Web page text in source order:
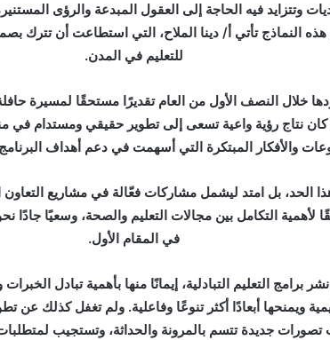
وتتزايد فيه الحاجة إلى العقول المبدعة والرؤى
هذه النماذج تأتي أ/ دينا الملاح، التي استطاعت أن تترك
للتعليم في المدن.
خلال النصف الأول من العام تقديرًا مستحقًا لمسيرة
كان نتاج رؤية واعية تسعى إلى تطوير حقيقي ومستدام
والأفكار المبتكرة التي أسهمت في دعم أهداف
الحد، بل امتد ليشمل مشاركات فعّالة في مشاريع
لأهمية التكامل بين مجالات التعليم والصحة، وسعيًا جادًا
في المقام الأول.
برامج التعليم التبادلية، إيمانًا منها بأهمية تبادل الخبرات
ويمنحها أبعادًا أكثر تنوعًا وفاعلية. ولم تغفل كذلك عن
جديدة تتسم بالمرونة والحداثة، وتستجيب